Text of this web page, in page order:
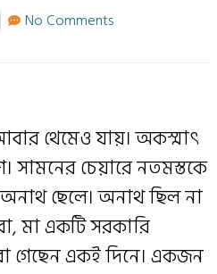
No Comments
থেমেও যায়। অকস্মাৎ
সামনের চেয়ারে নতমস্তকে
ছেলে। অনাথ ছিল না
মা একটি সরকারি
গেছেন একই দিনে। একজন